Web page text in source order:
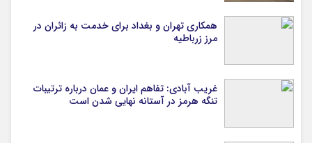
همکاری تهران و بغداد برای خدمت به زائران در
مرز زرباطیه
غریب آبادی: تفاهم ایران و عمان درباره ترتیبات
تنگه هرمز در آستانه نهایی شدن است